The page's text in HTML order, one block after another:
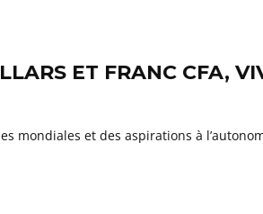
ET FRANC CFA,
mondiales et des aspirations à